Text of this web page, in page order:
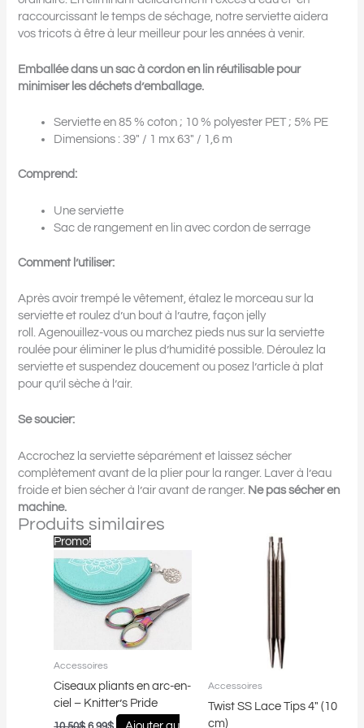
raccourcissant le temps de séchage, notre serviette aidera
vos tricots à être à leur meilleur pour les années à venir.
Emballée dans un sac à cordon en lin réutilisable pour
minimiser les déchets d’emballage.
Serviette en 85 % coton ; 10 % polyester PET ; 5% PE
Dimensions : 39″ / 1 mx 63″ / 1,6 m
Comprend:
Une serviette
Sac de rangement en lin avec cordon de serrage
Comment l’utiliser:
Après avoir trempé le vêtement, étalez le morceau sur la
serviette et roulez d’un bout à l’autre, façon jelly
roll. Agenouillez-vous ou marchez pieds nus sur la serviette
roulée pour éliminer le plus d’humidité possible. Déroulez la
serviette et suspendez doucement ou posez l’article à plat
pour qu’il sèche à l’air.
Se soucier:
Accrochez la serviette séparément et laissez sécher
complètement avant de la plier pour la ranger. Laver à l’eau
froide et bien sécher à l’air avant de ranger. Ne pas sécher en
machine.
Produits similaires
Promo!
Accessoires
Ciseaux pliants en arc-en-
ciel – Knitter’s Pride
Le
initial
10.50$.
actuel
est :
6.99$.
Accessoires
Twist SS Lace Tips 4″ (10
cm)
Ce
produit
a
plusieurs
variations.
options
peuvent
sur